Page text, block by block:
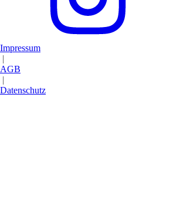
Impressum
|
AGB
|
Datenschutz